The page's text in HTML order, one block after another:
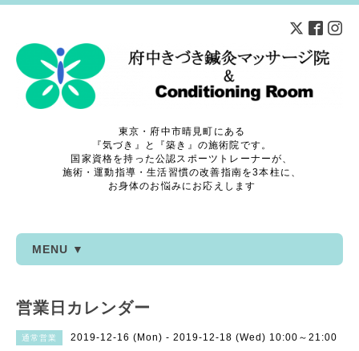
東京・府中市晴見町にある
『気づき』と『築き』の施術院です。
国家資格を持った公認スポーツトレーナーが、
施術・運動指導・生活習慣の改善指南を3本柱に、
お身体のお悩みにお応えします
MENU ▼
営業日カレンダー
通常営業 2019-12-16 (Mon) - 2019-12-18 (Wed) 10:00～21:00